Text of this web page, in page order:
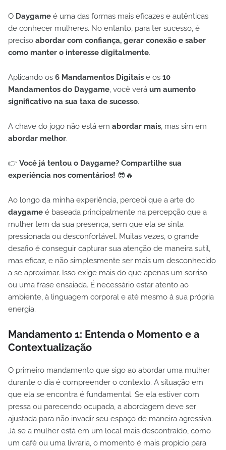
O Daygame é uma das formas mais eficazes e autênticas
de conhecer mulheres. No entanto, para ter sucesso, é
preciso abordar com confiança, gerar conexão e saber
como manter o interesse digitalmente.
Aplicando os 6 Mandamentos Digitais e os 10
Mandamentos do Daygame, você verá um aumento
significativo na sua taxa de sucesso.
A chave do jogo não está em abordar mais, mas sim em
abordar melhor.
👉 Você já tentou o Daygame? Compartilhe sua
experiência nos comentários! 😎🔥
Ao longo da minha experiência, percebi que a arte do
daygame é baseada principalmente na percepção que a
mulher tem da sua presença, sem que ela se sinta
pressionada ou desconfortável. Muitas vezes, o grande
desafio é conseguir capturar sua atenção de maneira sutil,
mas eficaz, e não simplesmente ser mais um desconhecido
a se aproximar. Isso exige mais do que apenas um sorriso
ou uma frase ensaiada. É necessário estar atento ao
ambiente, à linguagem corporal e até mesmo à sua própria
energia.
Mandamento 1: Entenda o Momento e a
Contextualização
O primeiro mandamento que sigo ao abordar uma mulher
durante o dia é compreender o contexto. A situação em
que ela se encontra é fundamental. Se ela estiver com
pressa ou parecendo ocupada, a abordagem deve ser
ajustada para não invadir seu espaço de maneira agressiva.
Já se a mulher está em um local mais descontraído, como
um café ou uma livraria, o momento é mais propício para